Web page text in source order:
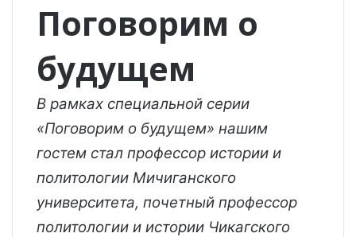
Поговорим о
будущем
В рамках специальной серии
«Поговорим о будущем» нашим
гостем стал профессор истории и
политологии Мичиганского
университета, почетный профессор
политологии и истории Чикагского